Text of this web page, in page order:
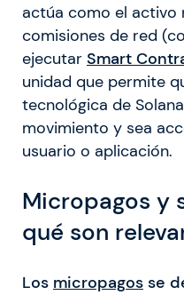
actúa como el activo
comisiones de red
ejecutar Smart
unidad que permite
tecnológica de
movimiento y sea
usuario o aplicación.
Micropagos y
qué son
Los micropagos se